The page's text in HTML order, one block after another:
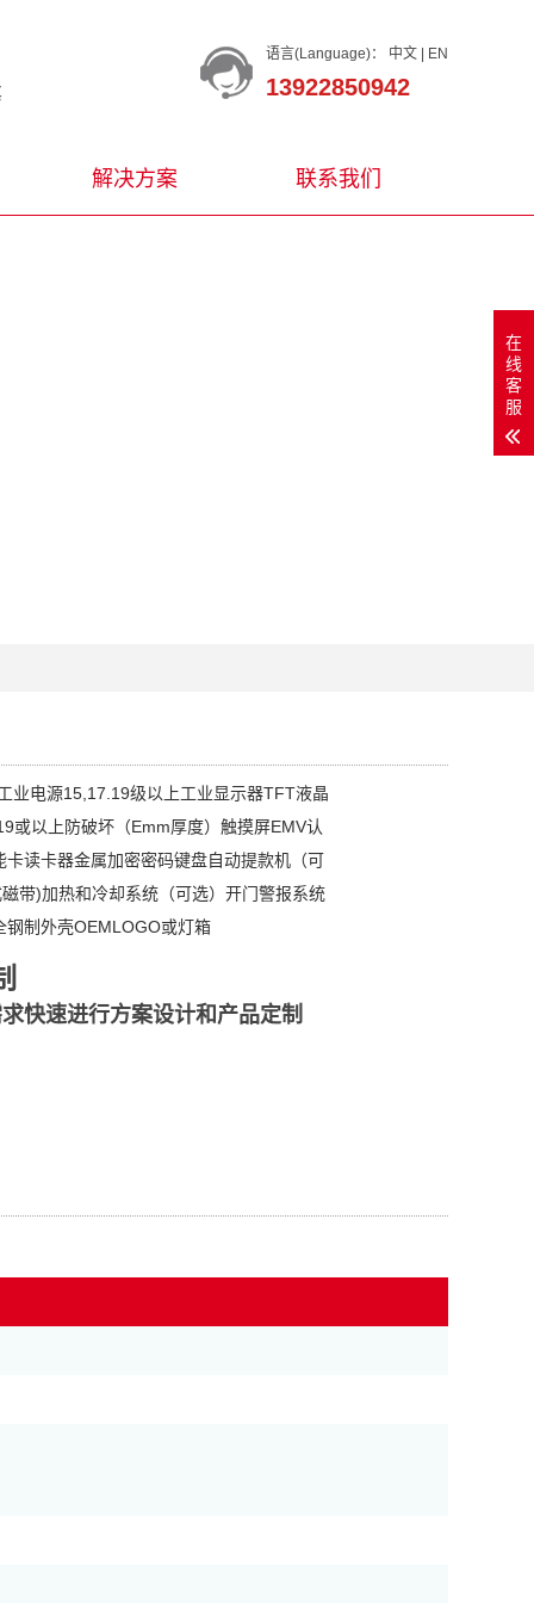
语言(Language)： 中文 EN
13922850942
解决方案 联系我们
业电源15,17.19级以上工业显示器TFT液晶
或以上防破坏（Emm厚度）触摸屏EMV认
卡读卡器金属加密密码键盘自动提款机（可
带)加热和冷却系统（可选）开门警报系统
钢制外壳OEMLOGO或灯箱
快速进行方案设计和产品定制
在
线
客
服